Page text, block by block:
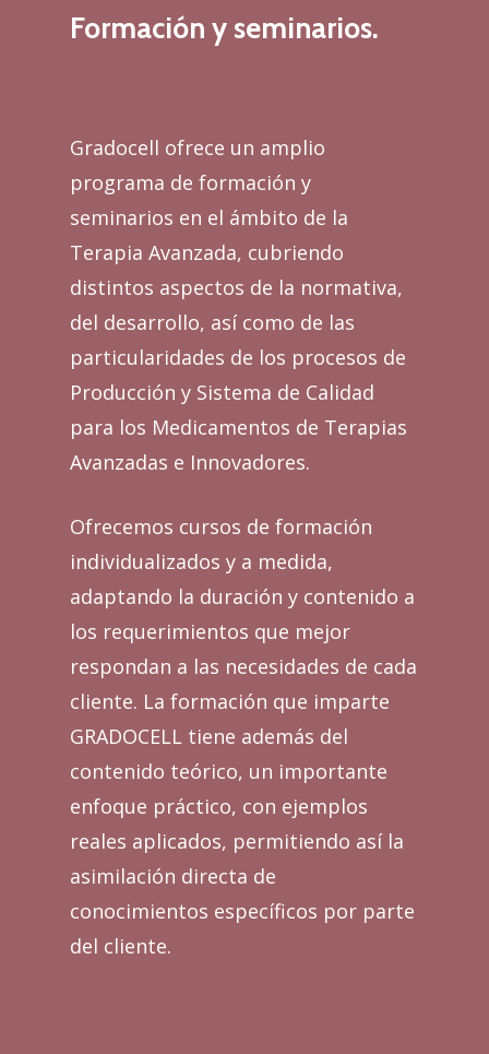
Formación y seminarios.
Gradocell ofrece un amplio
programa de formación y
seminarios en el ámbito de la
Terapia Avanzada, cubriendo
distintos aspectos de la normativa,
del desarrollo, así como de las
particularidades de los procesos de
Producción y Sistema de Calidad
para los Medicamentos de Terapias
Avanzadas e Innovadores.
Ofrecemos cursos de formación
individualizados y a medida,
adaptando la duración y contenido a
los requerimientos que mejor
respondan a las necesidades de cada
cliente. La formación que imparte
GRADOCELL tiene además del
contenido teórico, un importante
enfoque práctico, con ejemplos
reales aplicados, permitiendo así la
asimilación directa de
conocimientos específicos por parte
del cliente.